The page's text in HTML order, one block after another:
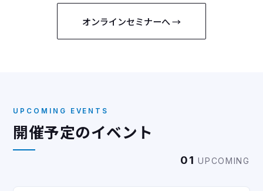
オンラインセミナーへ →
UPCOMING EVENTS
開催予定のイベント
01 UPCOMING